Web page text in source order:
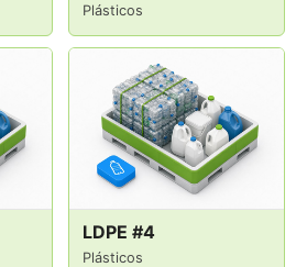
Plásticos
LDPE #4
Plásticos